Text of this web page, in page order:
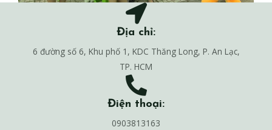
Địa chỉ:
6 đường số 6, Khu phố 1, KDC Thăng Long, P. An Lạc,
TP. HCM
Điện thoại:
0903813163